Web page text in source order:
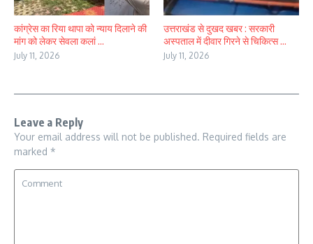
कांग्रेस का रिया थापा को न्याय दिलाने की
मांग को लेकर सेवला कलां ...
July 11, 2026
उत्तराखंड से दुखद खबर : सरकारी
अस्पताल में दीवार गिरने से चिकित्स ...
July 11, 2026
Leave a Reply
Your email address will not be published. Required fields are
marked *